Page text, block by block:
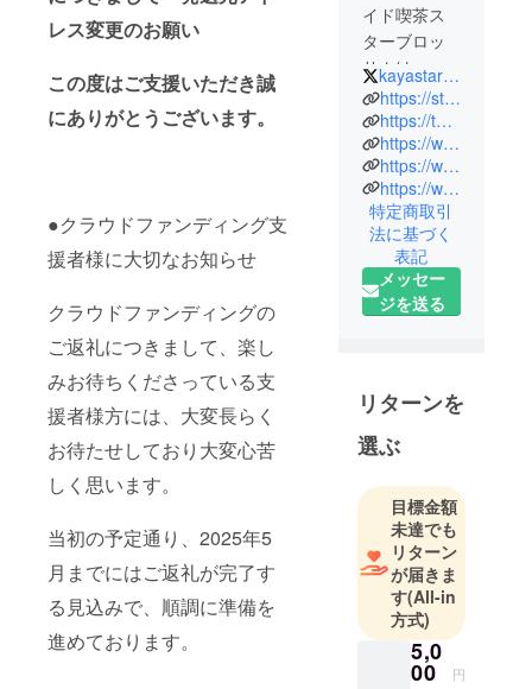
レス変更のお願い
この度はご支援いただき誠
にありがとうございます。
●クラウドファンディング支
援者様に大切なお知らせ
クラウドファンディングの
ご返礼につきまして、楽し
みお待ちくださっている支
援者様方には、大変長らく
お待たせしており大変心苦
しく思います。
当初の予定通り、2025年5
月までにはご返礼が完了す
る見込みで、順調に準備を
進めております。
イド喫茶ス
ターブロッ
サムは、発
達障害が
あっても何
度でも失敗
しチャレン
ジできる場
所として
2021年8月に
設立しまし
た。
ており、
キャストの
殆どがADHD
やASD、精
神疾患があ
りながら働
いていま
す。
※当団体は支
援機関では
kayastarblossom
https://starblossom.site/
https://twitter.com/home
https://www.instagram.com/starblossom_since2021/
https://www.tiktok.com/@starblossom2021_official
https://www.youtube.com/channel/UCG7-5R_oLQnF_OTPifTgdgw
特定商取引
法に基づく
表記
メッセー
ジを送る
リターンを
選ぶ
目標金額
未達でも
リターン
が届きま
す(All-in
方式)
5,0
00 円